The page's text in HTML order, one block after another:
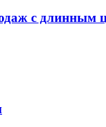
с длинным